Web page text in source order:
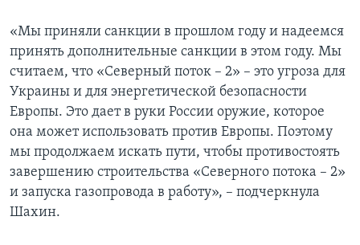
«Мы приняли санкции в прошлом году и надеемся
принять дополнительные санкции в этом году. Мы
считаем, что «Северный поток – 2» – это угроза для
Украины и для энергетической безопасности
Европы. Это дает в руки России оружие, которое
она может использовать против Европы. Поэтому
мы продолжаем искать пути, чтобы противостоять
завершению строительства «Северного потока – 2»
и запуска газопровода в работу», – подчеркнула
Шахин.